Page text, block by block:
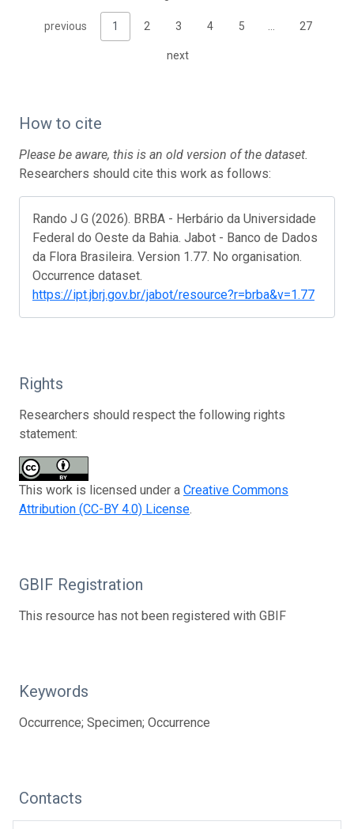
previous 1 2 3 4 5 27
next
How to cite
Please be aware, this is an old version of the dataset.
Researchers should cite this work as follows:
Rando J G (2026). BRBA - Herbário da Universidade
Federal do Oeste da Bahia. Jabot - Banco de Dados
da Flora Brasileira. Version 1.77. No organisation.
Occurrence dataset.
https://ipt.jbrj.gov.br/jabot/resource?r=brba&v=1.77
Rights
Researchers should respect the following rights
statement:
This work is licensed under a Creative Commons
Attribution (CC-BY 4.0) License.
GBIF Registration
This resource has not been registered with GBIF
Keywords
Occurrence; Specimen; Occurrence
Contacts